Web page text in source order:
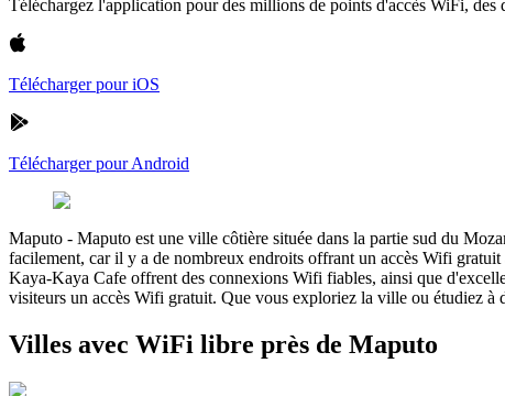
Téléchargez l'application pour des millions de points d'accès WiFi,
Télécharger pour iOS
Télécharger pour Android
Maputo - Maputo est une ville côtière située dans la partie sud du
facilement, car il y a de nombreux endroits offrant un accès Wifi
Kaya-Kaya Cafe offrent des connexions Wifi fiables, ainsi que
visiteurs un accès Wifi gratuit. Que vous exploriez la ville ou étudiez
Villes avec WiFi libre près de Maputo